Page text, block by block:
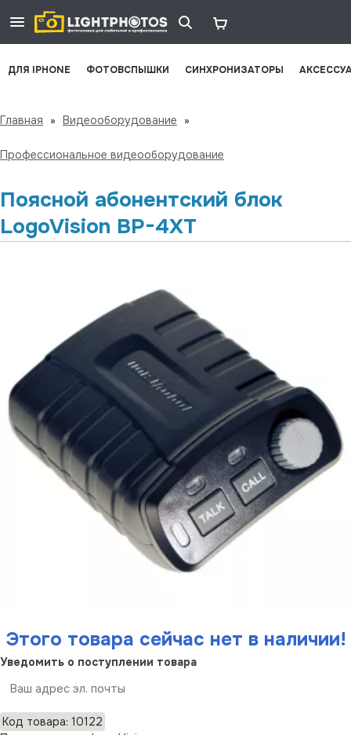
ДЛЯ IPHONE ФОТОВСПЫШКИ СИНХРОНИЗАТОРЫ
Главная » Видеооборудование »
Профессиональное видеооборудование
Поясной абонентский блок
LogoVision BP-4XT
Этого товара сейчас нет в наличии!
Уведомить о поступлении товара
Код товара: 10122